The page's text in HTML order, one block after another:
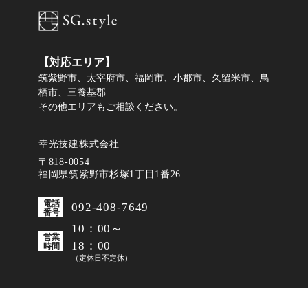
メールアドレス※
未定 今すぐ 半年以内
2年以上先
【対応エリア】
筑紫野市、太宰府市、福岡市、小郡市、久留米市、鳥
栖市、三養基郡
その他エリアもご相談ください。
幸光技建株式会社
〒818-0054
福岡県筑紫野市杉塚1丁目1番26
電話
番号
092-408-7649
営業
時間
10：00～
18：00
（定休日不定休）